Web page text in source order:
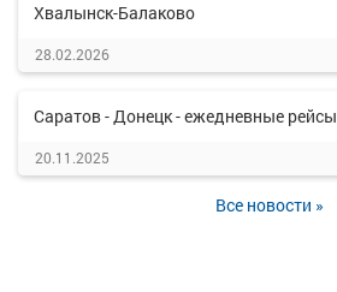
Хвалынск-Балаково
28.02.2026
Саратов - Донецк - ежедневные рейсы
20.11.2025
Все новости »